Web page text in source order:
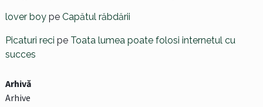
lover boype Capătul răbdării
Picaturi reci pe Toata lumea poate folosi internetul cu
succes
Arhivă
Arhive